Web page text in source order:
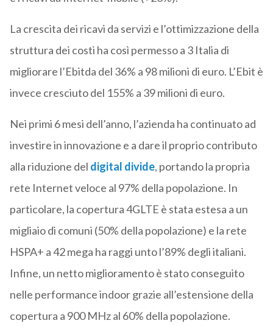
La crescita dei ricavi da servizi e l’ottimizzazione della
struttura dei costi ha così permesso a 3 Italia di
migliorare l’Ebitda del 36% a 98 milioni di euro. L’Ebit è
invece cresciuto del 155% a 39 milioni di euro.
Nei primi 6 mesi dell’anno, l’azienda ha continuato ad
investire in innovazione e a dare il proprio contributo
alla riduzione del digital divide, portando la propria
rete Internet veloce al 97% della popolazione. In
particolare, la copertura 4GLTE è stata estesa a un
migliaio di comuni (50% della popolazione) e la rete
HSPA+ a 42 mega ha raggi unto l’89% degli italiani.
Infine, un netto miglioramento è stato conseguito
nelle performance indoor grazie all’estensione della
copertura a 900 MHz al 60% della popolazione.